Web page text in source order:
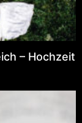
– Hochzeit